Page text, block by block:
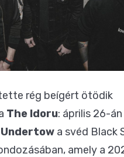
rég beígért ötödik
The Idoru: április 26-
Undertow a svéd Black
amely a